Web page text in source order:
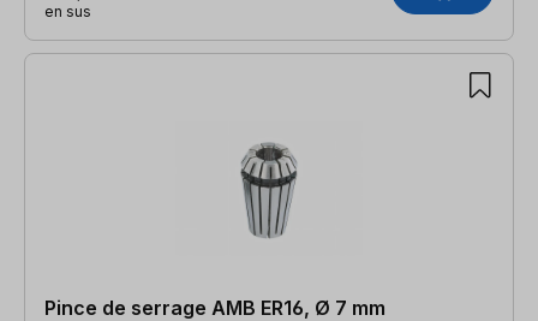
en sus
Pince de serrage AMB ER16, Ø 7 mm